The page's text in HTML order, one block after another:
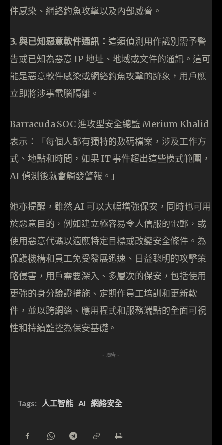
件感染、網絡釣魚攻擊以及內部威脅。
3. 與已知惡意軟件通訊： 這類偵測用作識別需予警
告或已知為惡意 IP 地址、地域或文件的通訊。這可
能是惡意軟件感染或網絡釣魚攻擊的跡象，用戶應
立即將涉事電腦隔離。
Barracuda SOC 進攻型安全總監 Merium Khalid
表示：「每個人都有獨特的數碼檔案，涉及工作方
式、地點和時間，如果 IT 事件超出這些模式範圍，
AI 偵測後就會觸發警報。」
她亦提醒，雖然 AI 可以大幅增強保安，同時也可用
於惡意目的，例如建立極容易令人信服的電郵，或
使用惡意代碼以適應特定目標或改變安全條件。為
保護機構和員工免受發展迅速、日益聰明的攻擊策
略侵害，用戶需要深入、多層次的保安，包括使用
更強的身分驗證措施、定期作員工培訓和更新軟
件，並以跨網絡、應用程式和服務端點的全面可視
性和持續監控為保安基礎。
- 廣告 -
Tags: 人工智能 AI 網絡安全